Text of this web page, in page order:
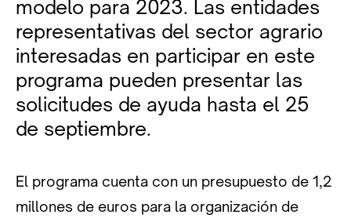
modelo para 2023. Las entidades
representativas del sector agrario
interesadas en participar en este
programa pueden presentar las
solicitudes de ayuda hasta el 25
de septiembre.
El programa cuenta con un presupuesto de 1,2
millones de euros para la organización de